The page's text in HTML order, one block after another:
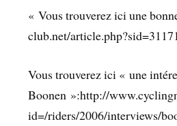
« Vous trouverez ici une
club.net/
Vous trouverez ici « une
Boonen »:http://
id=/riders/2006/interviews/